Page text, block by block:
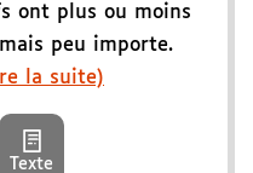
ont plus ou moins
peu importe.
la suite)
Texte